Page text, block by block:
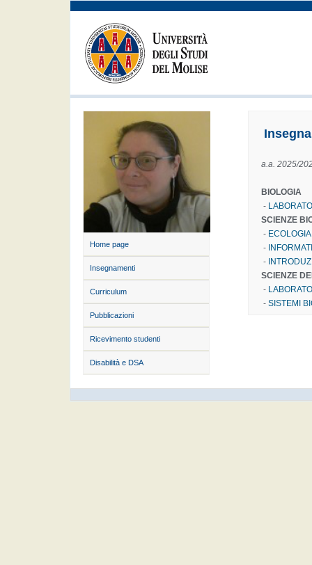
Home page
Insegnamenti
Curriculum
Pubblicazioni
Ricevimento studenti
Disabilità e DSA
a.a. 2025/
BIOLOGIA
-
SCIENZE
-
-
-
SCIENZE
-
- SISTEMI